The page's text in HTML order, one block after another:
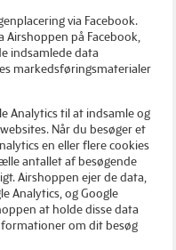
via Facebook.
på Facebook,
indsamlede data
markedsføringsmaterialer
Analytics til at indsamle og
Når du besøger et
en eller flere cookies
antallet af besøgende
Airshoppen ejer de data,
Analytics, og Google
at holde disse data
om dit besøg